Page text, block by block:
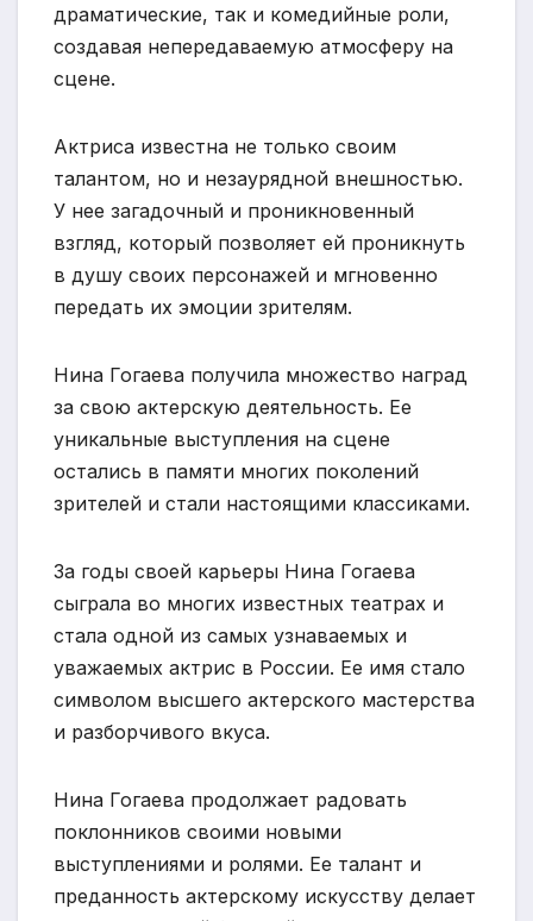
драматические, так и комедийные роли,
создавая непередаваемую атмосферу на
сцене.
Актриса известна не только своим
талантом, но и незаурядной внешностью.
У нее загадочный и проникновенный
взгляд, который позволяет ей проникнуть
в душу своих персонажей и мгновенно
передать их эмоции зрителям.
Нина Гогаева получила множество наград
за свою актерскую деятельность. Ее
уникальные выступления на сцене
остались в памяти многих поколений
зрителей и стали настоящими классиками.
За годы своей карьеры Нина Гогаева
сыграла во многих известных театрах и
стала одной из самых узнаваемых и
уважаемых актрис в России. Ее имя стало
символом высшего актерского мастерства
и разборчивого вкуса.
Нина Гогаева продолжает радовать
поклонников своими новыми
выступлениями и ролями. Ее талант и
преданность актерскому искусству делает